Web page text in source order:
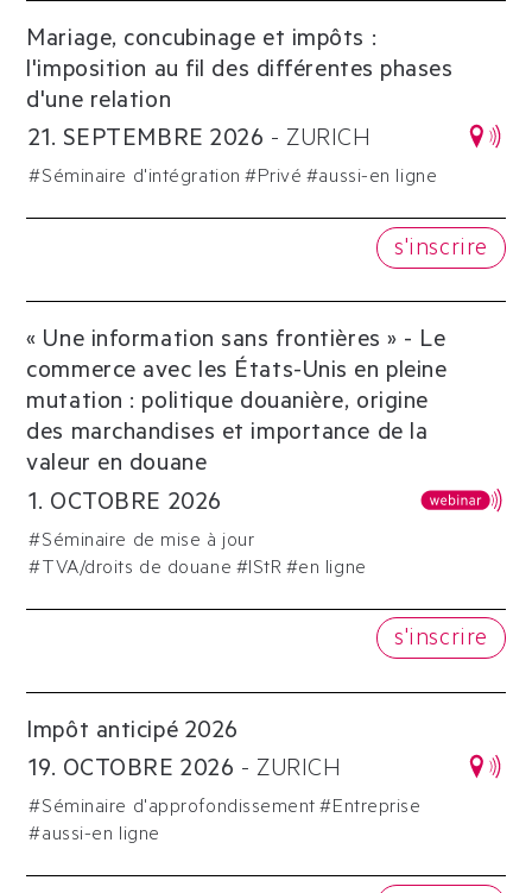
Mariage, concubinage et impôts :
l'imposition au fil des différentes phases
d'une relation
21. SEPTEMBRE 2026 -ZURICH
#Séminaire d'intégration #Privé #aussi-en ligne
s'inscrire
« Une information sans frontières » - Le
commerce avec les États-Unis en pleine
mutation : politique douanière, origine
des marchandises et importance de la
valeur en douane
1. OCTOBRE 2026
#Séminaire de mise à jour
# TVA/droits de douane #IStR #en ligne
s'inscrire
Impôt anticipé 2026
19. OCTOBRE 2026 - ZURICH
#Séminaire d'approfondissement #Entreprise
#aussi-en ligne